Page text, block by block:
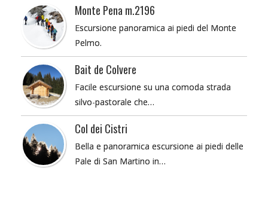
Monte Pena m.2196
Escursione panoramica ai piedi del Monte
Pelmo.
Bait de Colvere
Facile escursione su una comoda strada
silvo-pastorale che…
Col dei Cistri
Bella e panoramica escursione ai piedi delle
Pale di San Martino in…